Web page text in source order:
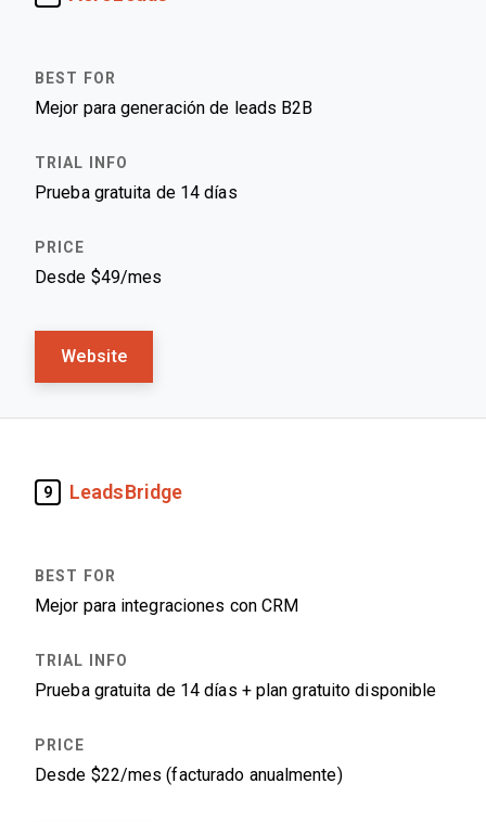
Mejor para generación de leads B2B
Prueba gratuita de 14 días
Desde $49/mes
Website
9 LeadsBridge
Mejor para integraciones con CRM
Prueba gratuita de 14 días + plan gratuito disponible
Desde $22/mes (facturado anualmente)